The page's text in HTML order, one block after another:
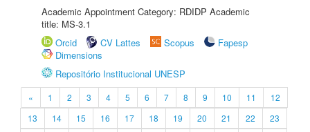
Academic Appointment Category: RDIDP Academic
title: MS-3.1
Orcid
CV Lattes Scopus
Fapesp
Dimensions
Repositório Institucional UNESP
« 1 2 3 4 5 6 7 8 9 10 11
12
13
14 15 16 17 18 19 20 21 22
23